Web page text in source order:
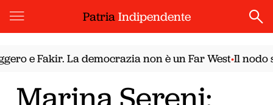
PatriaIndipendente
e Fakir. La democrazia non è un Far West•Il nodo